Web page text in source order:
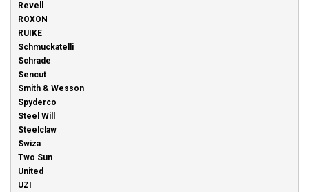
Revell
ROXON
RUIKE
Schmuckatelli
Schrade
Sencut
Smith & Wesson
Spyderco
Steel Will
Steelclaw
Swiza
Two Sun
United
UZI